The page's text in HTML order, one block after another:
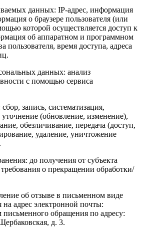
данных: IP-адрес, информация
о браузере пользователя (или
которой осуществляется доступ к
об аппаратном и программном
пользователя, время доступа, адреса
данных: анализ
с помощью сервиса
запись, систематизация,
(обновление, изменение),
обезличивание, передача (доступ,
удаление, уничтожение
до получения от субъекта
о прекращении обработки/
об отзыве в письменном виде
на адрес электронной почты:
обращения по адресу:
д. 3.